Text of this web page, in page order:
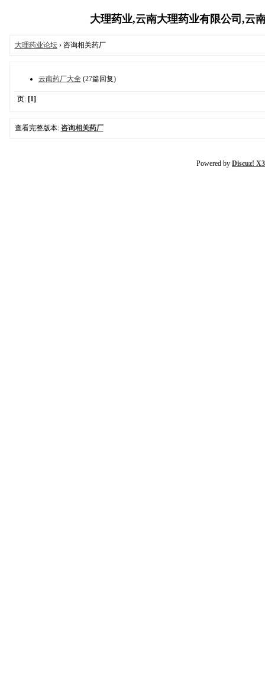
大理药业,云南大理药业有限公司,云
大理药业论坛› 咨询相关药厂
云南药厂大全(27篇回复)
页: [1]
查看完整版本: 咨询相关药厂
Powered by Discuz!